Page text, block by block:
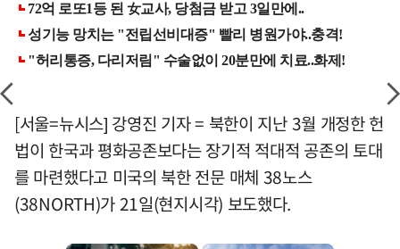
[서울=뉴시스] 강영진 기자 = 북한이 지난 3월 개정한 헌
법이 한국과 평화공존보다는 장기적 적대적 공존의 토대
를 마련했다고 미국의 북한 전문 매체 38노스
(38NORTH)가 21일(현지시각) 보도했다.